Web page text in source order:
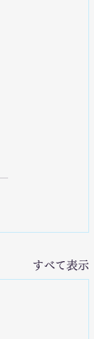
すべて表示